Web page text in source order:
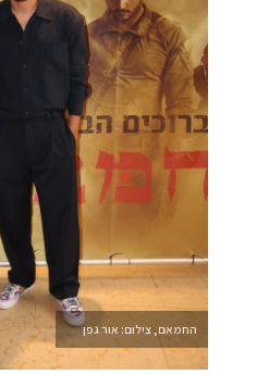
החמאם, צילום: אור גפן